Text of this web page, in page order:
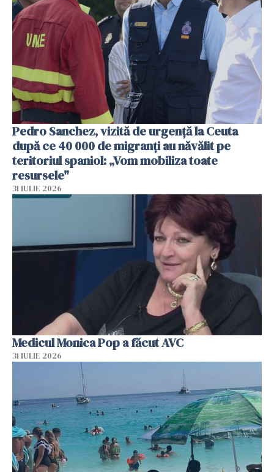
Pedro Sanchez, vizită de urgență la Ceuta
după ce 40 000 de migranți au năvălit pe
teritoriul spaniol: „Vom mobiliza toate
resursele"
31 IULIE 2026
Medicul Monica Pop a făcut AVC
31 IULIE 2026